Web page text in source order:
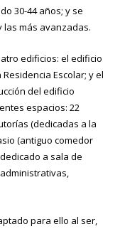
30-44 años; y se
más avanzadas.
edificios: el edificio
Escolar; y el
del edificio
espacios: 22
(dedicadas a la
(antiguo comedor
a sala de
para ello al ser,